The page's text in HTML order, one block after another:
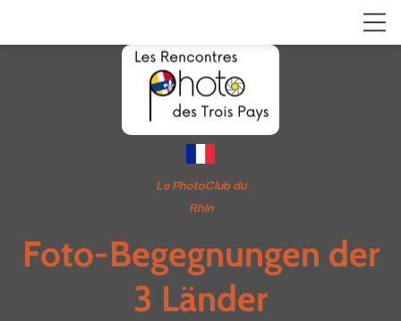
Le PhotoClub du
Rhin
Foto-Begegnungen der
3 Länder